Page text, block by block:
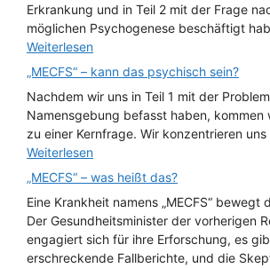
Erkrankung und in Teil 2 mit der Frage
möglichen Psychogenese beschäftigt
Weiterlesen
„MECFS“ – kann das psychisch sein?
Nachdem wir uns in Teil 1 mit der
Namensgebung befasst haben, kommen
zu einer Kernfrage. Wir konzentrieren uns
Weiterlesen
„MECFS“ – was heißt das?
Eine Krankheit namens „MECFS“ bewegt
Der Gesundheitsminister der vorherigen
engagiert sich für ihre Erforschung, es
erschreckende Fallberichte, und die